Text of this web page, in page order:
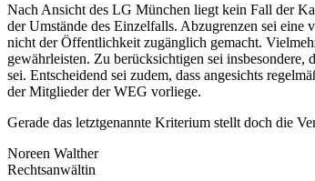
Nach Ansicht des LG München liegt kein Fall der
der Umstände des Einzelfalls. Abzugrenzen sei
nicht der Öffentlichkeit zugänglich gemacht.
gewährleisten. Zu berücksichtigen sei
sei. Entscheidend sei zudem, dass angesichts
der Mitglieder der WEG vorliege.
Gerade das letztgenannte Kriterium stellt doch die
Noreen Walther
Rechtsanwältin